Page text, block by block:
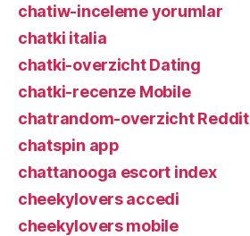
chatiw-inceleme yorumlar
chatki italia
chatki-overzicht Dating
chatki-recenze Mobile
chatrandom-overzicht Reddit
chatspin app
chattanooga escort index
cheekylovers accedi
cheekylovers mobile